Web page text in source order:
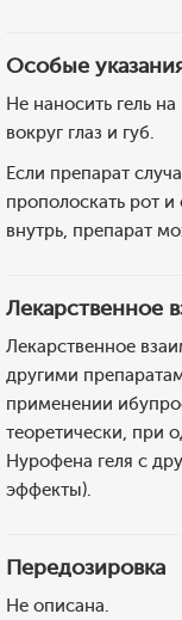
Особые
Не наносить гель
вокруг глаз и губ.
Если препарат
прополоскать рот и
внутрь, препарат
Лекарственное
Лекарственное
другими
применении
теоретически, при
Нурофена геля с
эффекты).
Передозировка
Не описана.